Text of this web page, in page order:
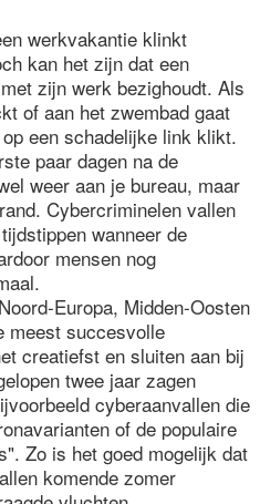
werkvakantie klinkt
kan het zijn dat een
zijn werk bezighoudt. Als
of aan het zwembad gaat
een schadelijke link klikt.
paar dagen na de
weer aan je bureau, maar
Cybercriminelen vallen
wanneer de
mensen nog
Europa, Midden-Oosten
meest succesvolle
creatiefst en sluiten aan bij
twee jaar zagen
cyberaanvallen die
of de populaire
Zo is het goed mogelijk dat
komende zomer